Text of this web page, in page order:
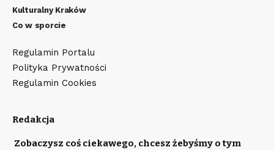
Kulturalny Kraków
Co w sporcie
Regulamin Portalu
Polityka Prywatności
Regulamin Cookies
Redakcja
Zobaczysz coś ciekawego, chcesz żebyśmy o tym